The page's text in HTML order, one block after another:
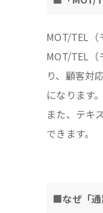
MOT/TEL（
MOT/TEL（
り、顧客対
になります
また、テキ
できます。
■なぜ「通